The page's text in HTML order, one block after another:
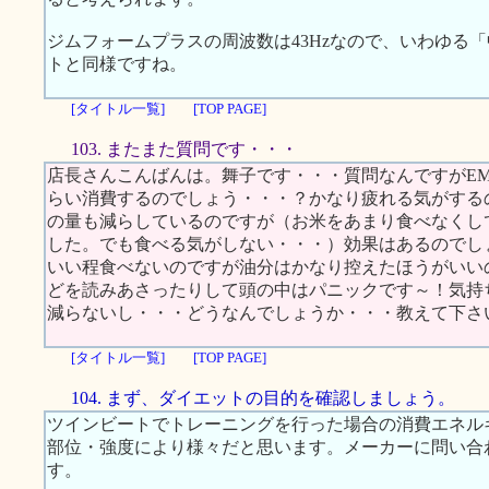
ジムフォームプラスの周波数は43Hzなので、いわゆる
トと同様ですね。
[タイトル一覧] [TOP PAGE]
103. またまた質問です・・・
店長さんこんばんは。舞子です・・・質問なんですが
らい消費するのでしょう・・・？かなり疲れる気がす
の量も減らしているのですが（お米をあまり食べなく
した。でも食べる気がしない・・・）効果はあるので
いい程食べないのですが油分はかなり控えたほうがい
どを読みあさったりして頭の中はパニックです～！気
減らないし・・・どうなんでしょうか・・・教えて下さ
[タイトル一覧] [TOP PAGE]
104. まず、ダイエットの目的を確認しましょう。
ツインビートでトレーニングを行った場合の消費エネ
部位・強度により様々だと思います。メーカーに問い
す。